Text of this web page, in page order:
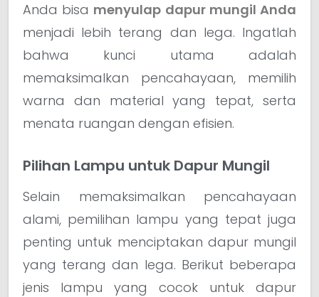
Anda bisa menyulap dapur mungil Anda
menjadi lebih terang dan lega. Ingatlah
bahwa kunci utama adalah
memaksimalkan pencahayaan, memilih
warna dan material yang tepat, serta
menata ruangan dengan efisien.
Pilihan Lampu untuk Dapur Mungil
Selain memaksimalkan pencahayaan
alami, pemilihan lampu yang tepat juga
penting untuk menciptakan dapur mungil
yang terang dan lega. Berikut beberapa
jenis lampu yang cocok untuk dapur